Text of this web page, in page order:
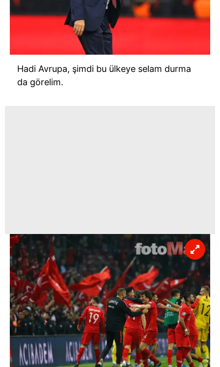
Hadi Avrupa, şimdi bu ülkeye selam durma
da görelim.